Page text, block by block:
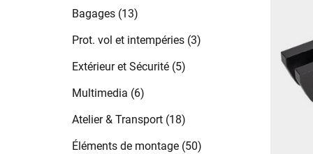
Bagages (13)
Prot. vol et intempéries (3)
Extérieur et Sécurité (5)
Multimedia (6)
Atelier & Transport (18)
Éléments de montage (50)